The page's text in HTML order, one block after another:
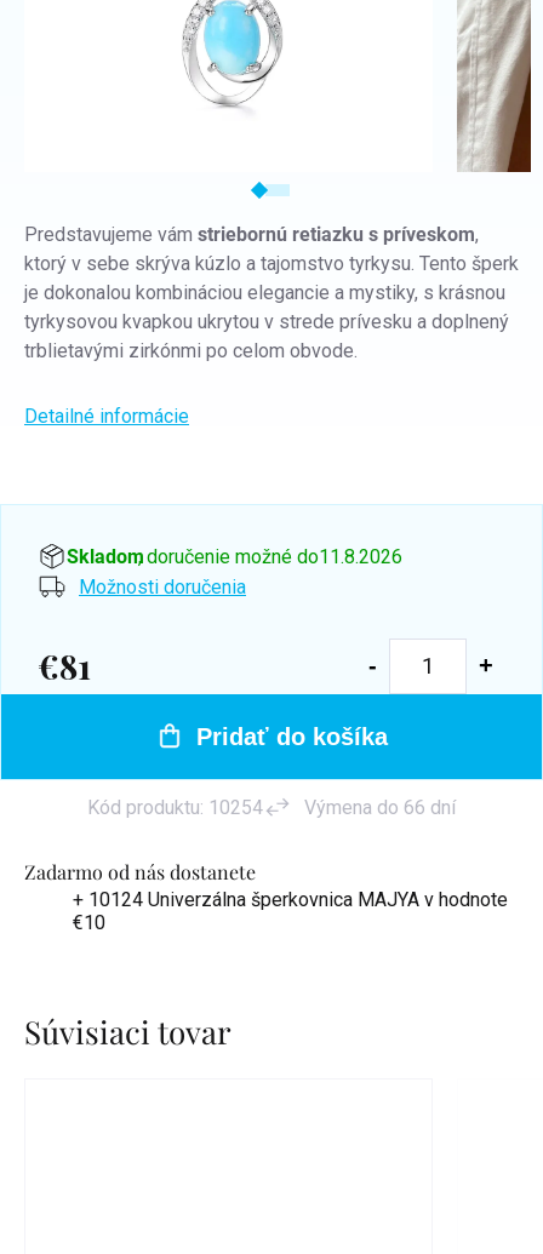
Zadarmo od nás dostanete
+ 10124 Univerzálna šperkovnica MAJYA v hodnote
€10
Predstavujeme vám striebornú retiazku s príveskom,
ktorý v sebe skrýva kúzlo a tajomstvo tyrkysu. Tento šperk
je dokonalou kombináciou elegancie a mystiky, s krásnou
tyrkysovou kvapkou ukrytou v strede prívesku a doplnený
trblietavými zirkónmi po celom obvode.
Detailné informácie
Skladom, doručenie možné do11.8.2026
Možnosti doručenia
€81
Jednotková
Pridať do košíka
Kód produktu: 10254 Výmena do 66 dní
Súvisiaci tovar